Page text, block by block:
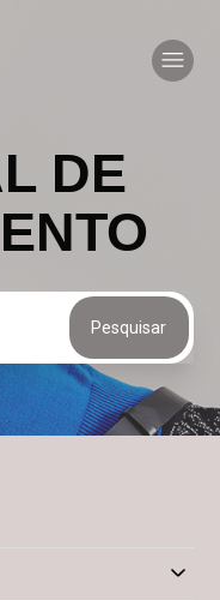
DE